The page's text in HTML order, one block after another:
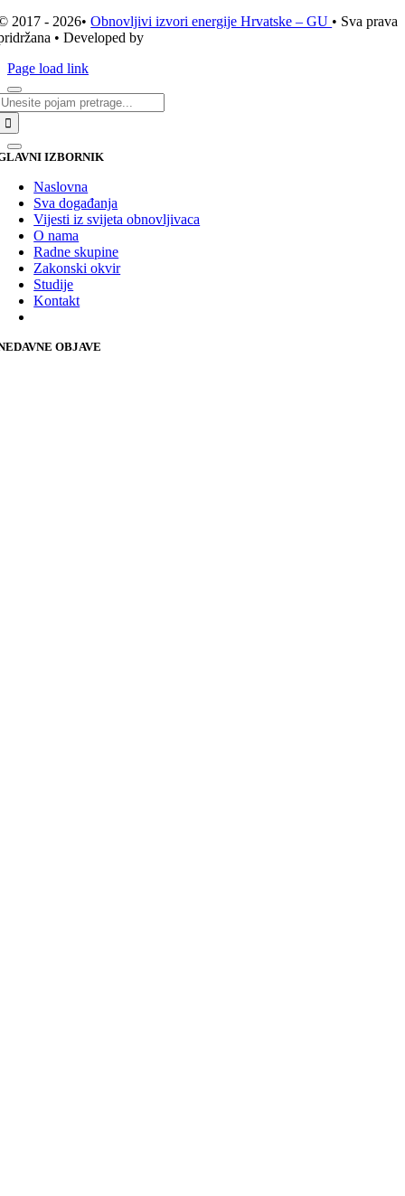
2017 - 2026•Obnovljivi izvori energije Hrvatske – GU • Sva prava
• Developed by
Page load link
IZBORNIK
Naslovna
Sva događanja
Vijesti iz svijeta obnovljivaca
O nama
Radne skupine
Zakonski okvir
Studije
Kontakt
OBJAVE